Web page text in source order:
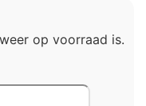
op voorraad is.